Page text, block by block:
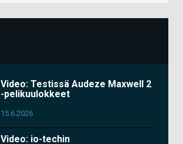
Video: Testissä Audeze Maxwell 2
-pelikuulokkeet
15.6.2026
Video: io-techin